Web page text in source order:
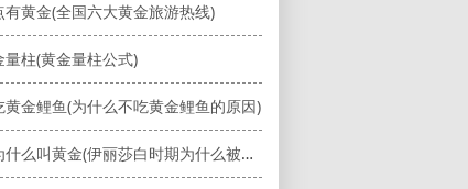
有黄金(全国六大黄金旅游热线)
柱(黄金量柱公式)
黄金鲤鱼(为什么不吃黄金鲤鱼的原因)
伊丽莎白为什么叫黄金(伊丽莎白时期为什么被称为黄金时期)